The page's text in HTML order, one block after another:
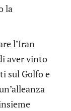
la
l’Iran
aver vinto
sul Golfo e